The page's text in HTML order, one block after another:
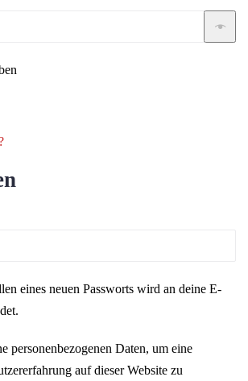
eines neuen Passworts wird an deine E-
personenbezogenen Daten, um eine
auf dieser Website zu